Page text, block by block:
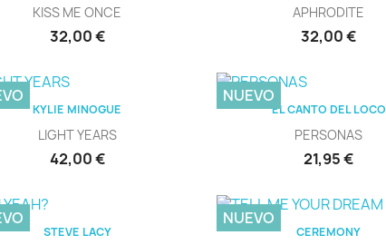
KISS ME ONCE
Precio
32,00 €
APHRODITE
Precio
32,00 €
Vista rápida
KYLIE MINOGUE
LIGHT YEARS
Precio
42,00 €
Vista rápida
EL CANTO DEL LOCO
PERSONAS
Precio
21,95 €
NUEVO
Vista rápida
STEVE LACY Vista rápida
CEREMONY
NUEVO